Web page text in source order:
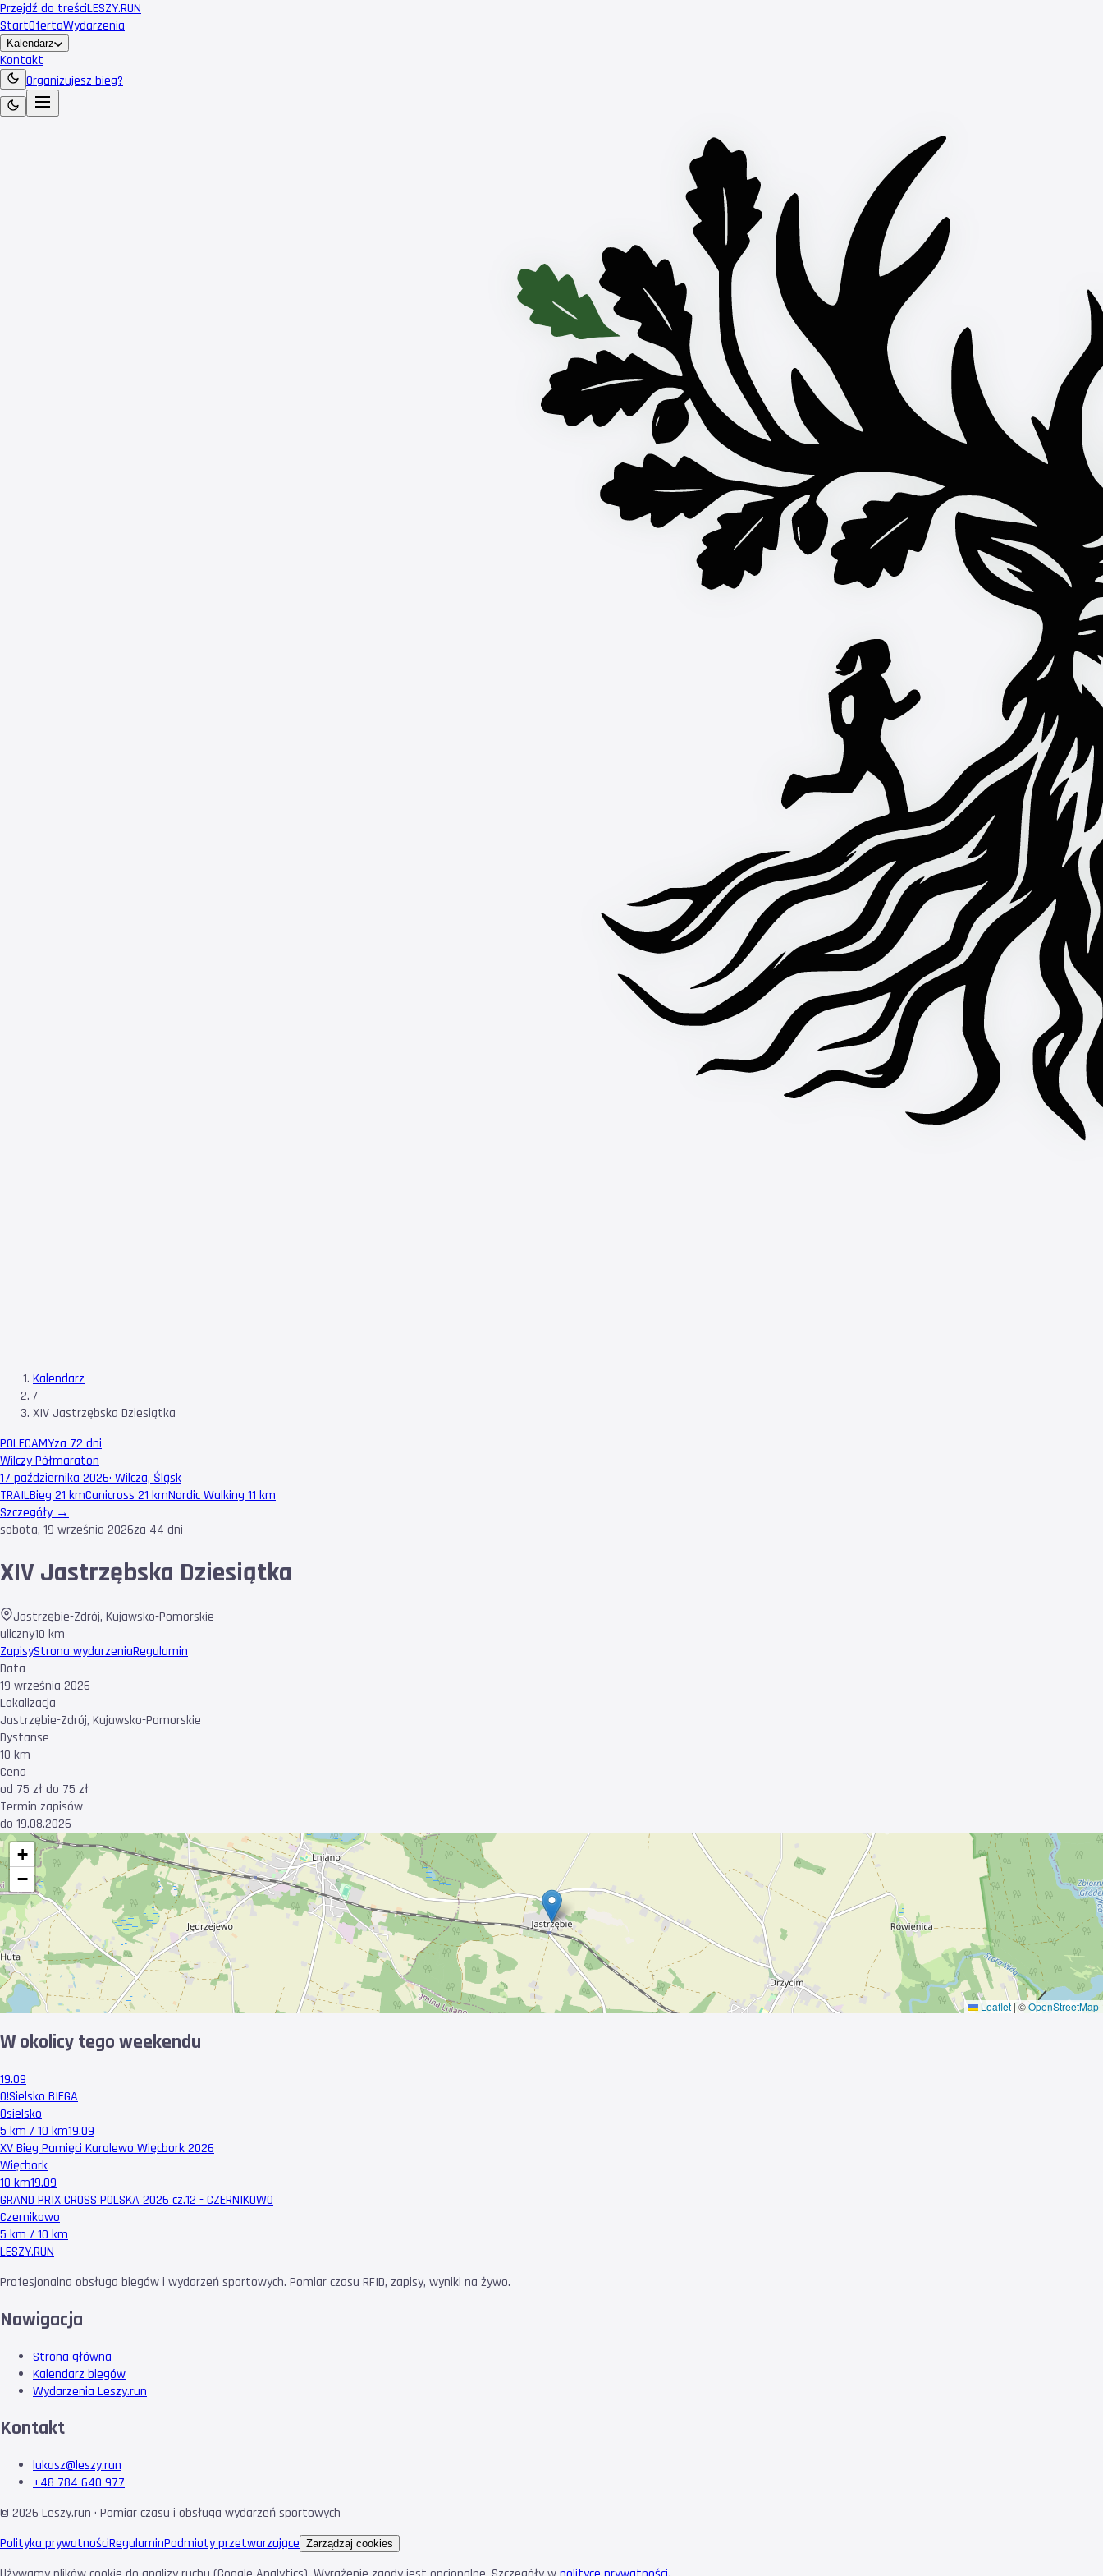
Przejdź do treściLESZY.RUN
StartOfertaWydarzenia
Kalendarz
Kontakt
Organizujesz bieg?
Kalendarz
/
XIV Jastrzębska Dziesiątka
POLECAMYza 72 dni
Wilczy Półmaraton
17 października 2026· Wilcza, Śląsk
TRAILBieg 21 kmCanicross 21 kmNordic Walking 11 km
Szczegóły →
sobota, 19 września 2026za 44 dni
XIV Jastrzębska Dziesiątka
Jastrzębie-Zdrój, Kujawsko-Pomorskie
uliczny10 km
ZapisyStrona wydarzeniaRegulamin
Data
19 września 2026
Lokalizacja
Jastrzębie-Zdrój, Kujawsko-Pomorskie
Dystanse
10 km
Cena
od 75 zł do 75 zł
Termin zapisów
do 19.08.2026
+
−
Leaflet | ©OpenStreetMap
W okolicy tego weekendu
19.09
O!Sielsko BIEGA
Osielsko
5 km / 10 km19.09
XV Bieg Pamięci Karolewo Więcbork 2026
Więcbork
10 km19.09
GRAND PRIX CROSS POLSKA 2026 cz.12 - CZERNIKOWO
Czernikowo
5 km / 10 km
LESZY.RUN
Profesjonalna obsługa biegów i wydarzeń sportowych. Pomiar czasu RFID, zapisy, wyniki na żywo.
Nawigacja
Strona główna
Kalendarz biegów
Wydarzenia Leszy.run
Kontakt
lukasz@leszy.run
+48 784 640 977
© 2026 Leszy.run · Pomiar czasu i obsługa wydarzeń sportowych
Polityka prywatnościRegulaminPodmioty przetwarzające Zarządzaj cookies